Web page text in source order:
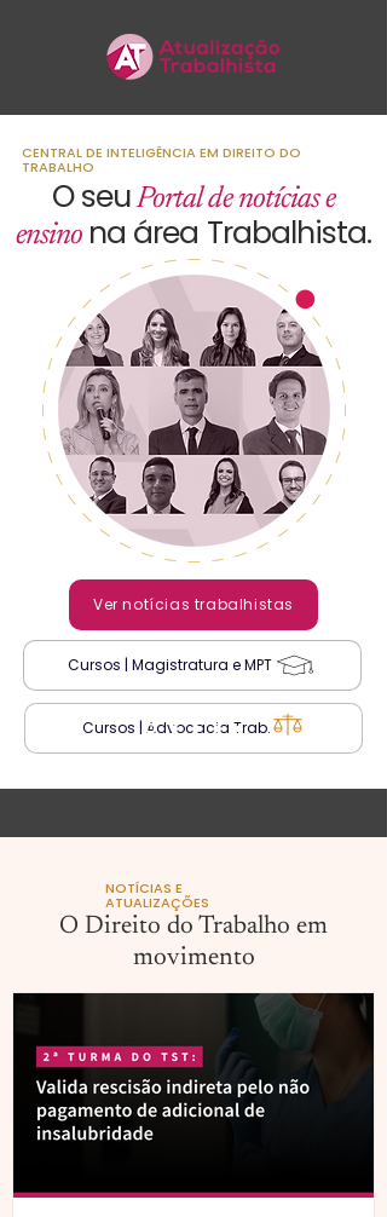
CENTRAL DE INTELIGÊNCIA EM DIREITO DO
TRABALHO
O seu Portal de notícias e
ensino na área Trabalhista.
Ver notícias trabalhistas
Cursos | Magistratura e MPT
Cursos | Advocacia Trab.
NOTÍCIAS E
ATUALIZAÇÕES
O Direito do Trabalho em
movimento